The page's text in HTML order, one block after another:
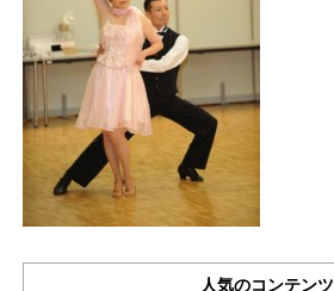
人気のコンテンツ